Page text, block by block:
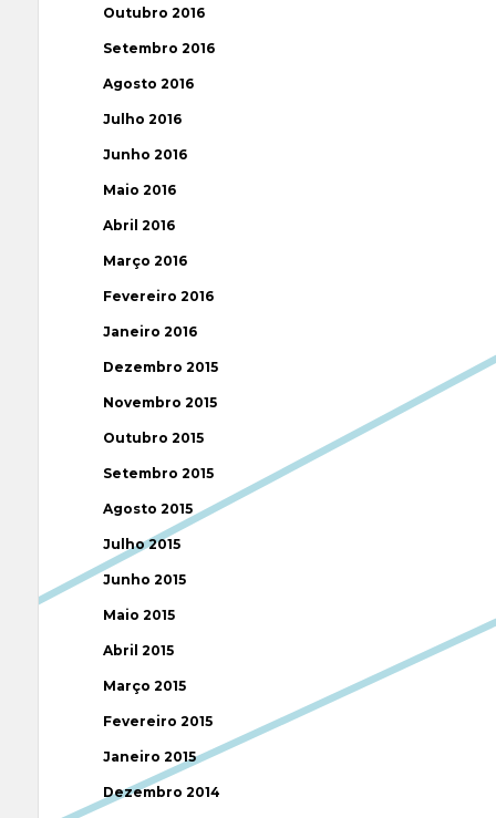
Outubro 2016
Setembro 2016
Agosto 2016
Julho 2016
Junho 2016
Maio 2016
Abril 2016
Março 2016
Fevereiro 2016
Janeiro 2016
Dezembro 2015
Novembro 2015
Outubro 2015
Setembro 2015
Agosto 2015
Julho 2015
Junho 2015
Maio 2015
Abril 2015
Março 2015
Fevereiro 2015
Janeiro 2015
Dezembro 2014